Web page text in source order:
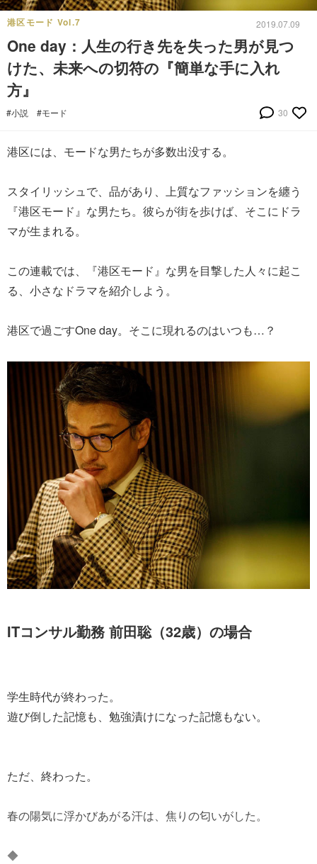
港区モード Vol.7 2019.07.09
One day：人生の行き先を失った男が見つ
けた、未来への切符の『簡単な手に入れ
方』
#小説 #モード 30
港区には、モードな男たちが多数出没する。
スタイリッシュで、品があり、上質なファッションを纏う
『港区モード』な男たち。彼らが街を歩けば、そこにドラ
マが生まれる。
この連載では、『港区モード』な男を目撃した人々に起こ
る、小さなドラマを紹介しよう。
港区で過ごすOne day。そこに現れるのはいつも…？
ITコンサル勤務 前田聡（32歳）の場合
学生時代が終わった。
遊び倒した記憶も、勉強漬けになった記憶もない。
ただ、終わった。
春の陽気に浮かびあがる汗は、焦りの匂いがした。
◆